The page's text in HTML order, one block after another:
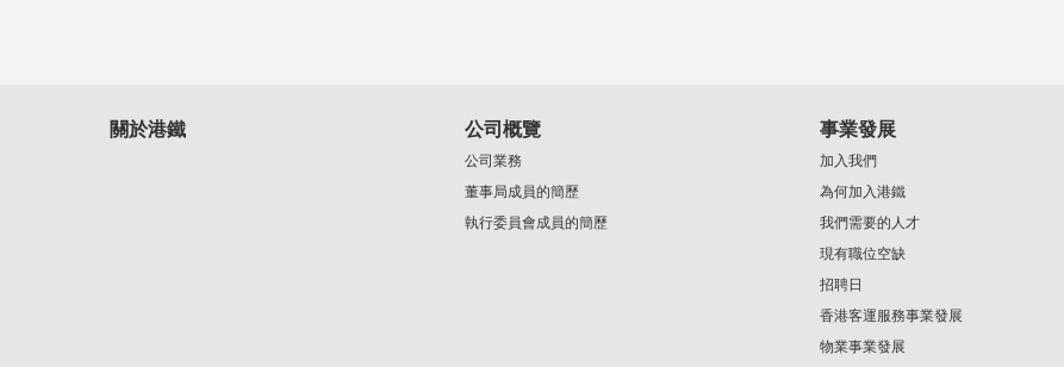
關於港鐵 公司概覽
公司業務
董事局成員的簡歷
執行委員會成員的簡歷
事業發展
加入我們
為何加入港鐵
我們需要的人才
現有職位空缺
招聘日
香港客運服務事業發展
物業事業發展